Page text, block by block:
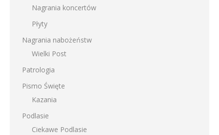
Nagrania koncertów
Płyty
Nagrania nabożeństw
Wielki Post
Patrologia
Pismo Święte
Kazania
Podlasie
Ciekawe Podlasie